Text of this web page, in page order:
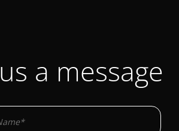
us a message